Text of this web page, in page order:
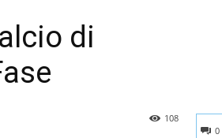
di
0
108